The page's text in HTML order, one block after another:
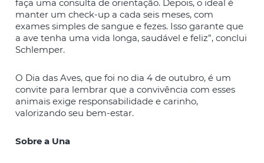
faça uma consulta de orientação. Depois, o ideal é
manter um check-up a cada seis meses, com
exames simples de sangue e fezes. Isso garante que
a ave tenha uma vida longa, saudável e feliz”, conclui
Schlemper.
O Dia das Aves, que foi no dia 4 de outubro, é um
convite para lembrar que a convivência com esses
animais exige responsabilidade e carinho,
valorizando seu bem-estar.
Sobre a Una